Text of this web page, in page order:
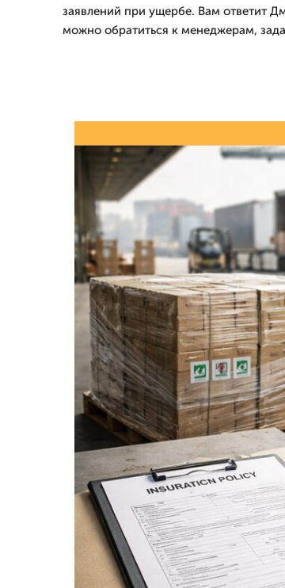
заявлений при ущербе. Вам ответит
можно обратиться к менеджерам,